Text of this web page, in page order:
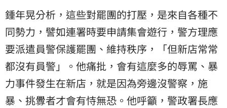
鍾年晃分析，這些對罷團的打壓，是來自各種不
同勢力，譬如連署時要申請集會遊行，警方理應
要派遣員警保護罷團、維持秩序，「但新店常常
都沒有員警」。他痛批，會有這麼多的辱罵、暴
力事件發生在新店，就是因為旁邊沒警察，施
暴、挑釁者才會有恃無恐。他呼籲，警政署長應